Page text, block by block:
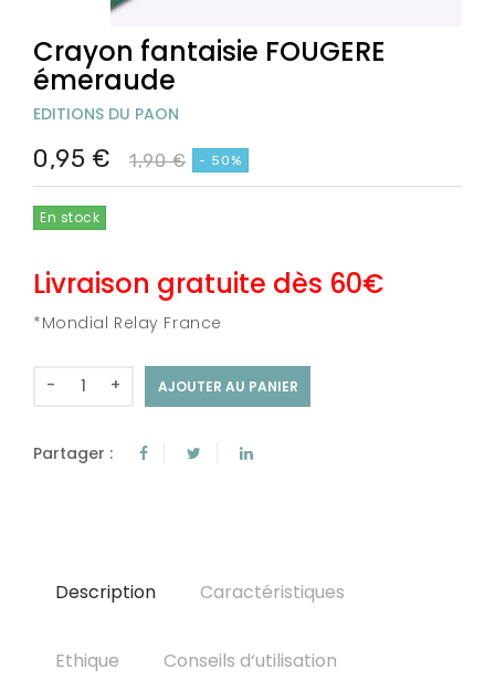
Crayon fantaisie FOUGERE
émeraude
EDITIONS DU PAON
0,95 € 1,90 € - 50%
En stock
Livraison gratuite dès 60€
*Mondial Relay France
+
- AJOUTER AU PANIER
Partager :
Description Caractéristiques
Ethique Conseils d‘utilisation